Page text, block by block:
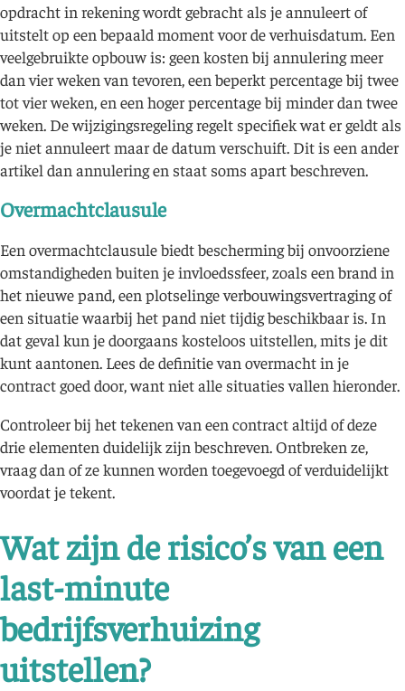
opdracht in rekening wordt gebracht als je annuleert of
uitstelt op een bepaald moment voor de verhuisdatum. Een
veelgebruikte opbouw is: geen kosten bij annulering meer
dan vier weken van tevoren, een beperkt percentage bij twee
tot vier weken, en een hoger percentage bij minder dan twee
weken. De wijzigingsregeling regelt specifiek wat er geldt als
je niet annuleert maar de datum verschuift. Dit is een ander
artikel dan annulering en staat soms apart beschreven.
Overmachtclausule
Een overmachtclausule biedt bescherming bij onvoorziene
omstandigheden buiten je invloedssfeer, zoals een brand in
het nieuwe pand, een plotselinge verbouwingsvertraging of
een situatie waarbij het pand niet tijdig beschikbaar is. In
dat geval kun je doorgaans kosteloos uitstellen, mits je dit
kunt aantonen. Lees de definitie van overmacht in je
contract goed door, want niet alle situaties vallen hieronder.
Controleer bij het tekenen van een contract altijd of deze
drie elementen duidelijk zijn beschreven. Ontbreken ze,
vraag dan of ze kunnen worden toegevoegd of verduidelijkt
voordat je tekent.
Wat zijn de risico’s van een
last-minute
bedrijfsverhuizing
uitstellen?